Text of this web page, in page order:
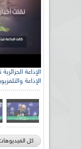
الإذاعة
كل